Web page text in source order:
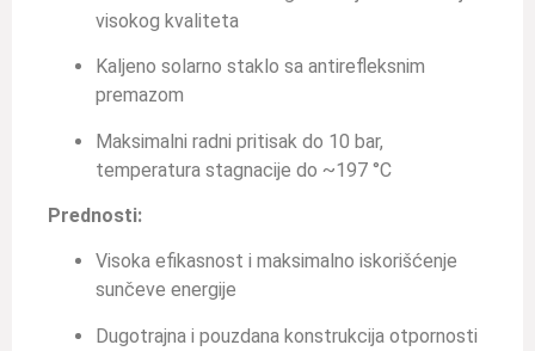
visokog kvaliteta
Kaljeno solarno staklo sa antirefleksnim
premazom
Maksimalni radni pritisak do 10 bar,
temperatura stagnacije do ~197 °C
Prednosti:
Visoka efikasnost i maksimalno iskorišćenje
sunčeve energije
Dugotrajna i pouzdana konstrukcija otpornosti